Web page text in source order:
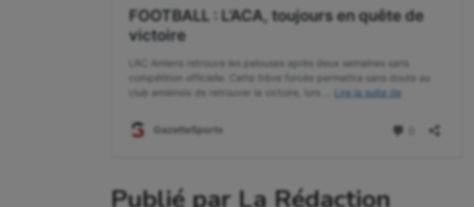
Publié par La Rédaction